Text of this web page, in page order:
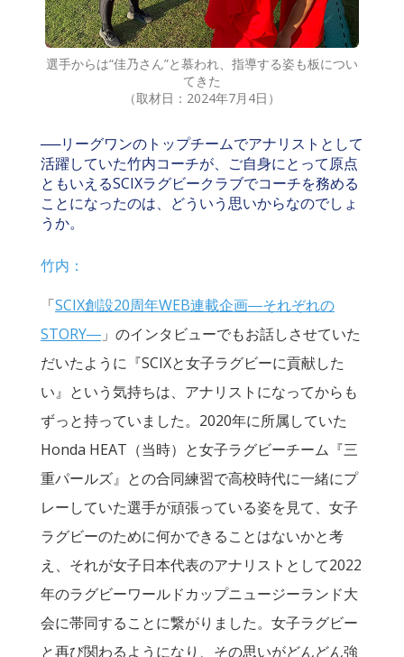
選手からは“佳乃さん”と慕われ、指導する姿も板につい
てきた
（取材日：2024年7月4日）
──リーグワンのトップチームでアナリストとして
活躍していた竹内コーチが、ご自身にとって原点
ともいえるSCIXラグビークラブでコーチを務める
ことになったのは、どういう思いからなのでしょ
うか。
竹内：
「SCIX創設20周年WEB連載企画―それぞれの
STORY― 」のインタビューでもお話しさせていた
だいたように『SCIXと女子ラグビーに貢献した
い』という気持ちは、アナリストになってからも
ずっと持っていました。2020年に所属していた
Honda HEAT（当時）と女子ラグビーチーム『三
重パールズ』との合同練習で高校時代に一緒にプ
レーしていた選手が頑張っている姿を見て、女子
ラグビーのために何かできることはないかと考
え、それが女子日本代表のアナリストとして2022
年のラグビーワールドカップニュージーランド大
会に帯同することに繋がりました。女子ラグビー
と再び関わるようになり、その思いがどんどん強